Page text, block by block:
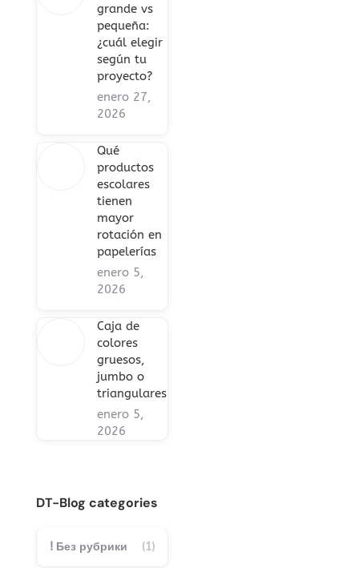
grande vs
pequeña:
¿cuál elegir
según tu
proyecto?
enero 27,
2026
Qué
productos
escolares
tienen
mayor
rotación en
papelerías
enero 5,
2026
Caja de
colores
gruesos,
jumbo o
triangulares
enero 5,
2026
DT-Blog categories
! Без рубрики (1)